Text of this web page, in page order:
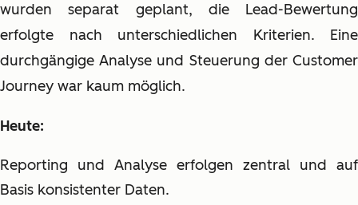
wurden separat geplant, die Lead-Bewertung
erfolgte nach unterschiedlichen Kriterien. Eine
durchgängige Analyse und Steuerung der Customer
Journey war kaum möglich.
Heute:
Reporting und Analyse erfolgen zentral und auf
Basis konsistenter Daten.